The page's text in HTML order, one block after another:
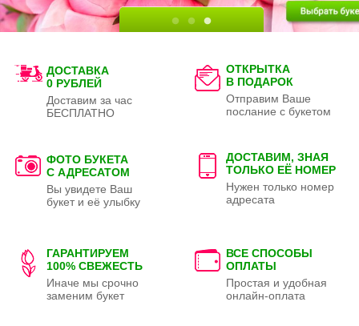
ДОСТАВКА
0 РУБЛЕЙ
Доставим за час
БЕСПЛАТНО
ОТКРЫТКА
В ПОДАРОК
Отправим Ваше
послание с букетом
ФОТО БУКЕТА
С АДРЕСАТОМ
Вы увидете Ваш
букет и её улыбку
ДОСТАВИМ, ЗНАЯ
ТОЛЬКО ЕЁ НОМЕР
Нужен только номер
адресата
ГАРАНТИРУЕМ
100% СВЕЖЕСТЬ
Иначе мы срочно
заменим букет
ВСЕ СПОСОБЫ
ОПЛАТЫ
Простая и удобная
онлайн-оплата